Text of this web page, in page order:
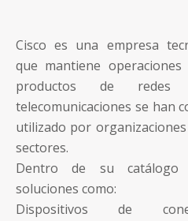
Cisco es una empresa
que mantiene
productos de
telecomunicaciones se han
utilizado por
sectores.
Dentro de su catálogo
soluciones como:
Dispositivos de